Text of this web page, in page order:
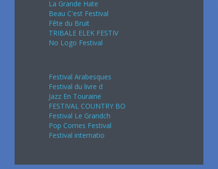
La Grande Hate
Beau C'est Festival
Fête du Bruit
TRIBALE ELEK FESTIV
No Logo Festival
Festival Arabesques
Festival du livre d
Jazz En Touraine
FESTIVAL COUNTRY BO
Festival Le Grandch
Pop Cornes Festival
Festival internatio